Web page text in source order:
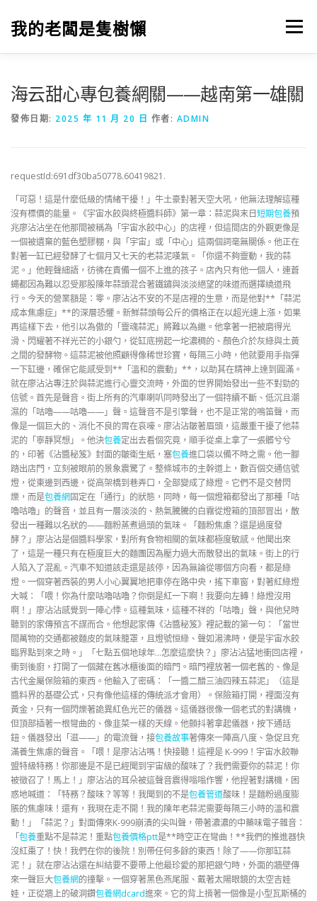
我的老闆是隻樹懶 選單
海云甜心專包養網關——越南第一雄關
發佈日期: 2025 年 11 月 20 日 作者: ADMIN
requestId:691df30ba50778.60419821.
「可惡！這是什麼低級的情緒干擾！」牛土豪對著天空大吼，他無法理解這種
沒有標價的能量。《宇宙水餃與終極醬料師》第一章：蒜泥與末日短期包養預
兆廖沾沾坐在他那間被稱為「宇宙水餃中心」的店裡，但這間店的外觀更像是
一個被遺棄的藍色塑膠棚，與「宇宙」或「中心」這兩個詞毫無關係。他正在
對著一缸已經發酵了七個月又七天的老蒜泥嘆氣。「你還不夠靈動，我的蒜
泥。」他輕聲細語，彷彿在責備一個不上進的孩子。店內只有他一個人，連蒼
蠅都因為難以忍受那股陳年蒜頭混合著鐵鏽與淡淡絕望的味道而選擇繞道飛
行。今天的營業額是：零。廖沾沾不安的不是店裡的生意，而是他對**「蒜泥
成本焦慮症」**的深層恐懼。新鮮蒜頭每公斤的價格正在以超光速上漲，如果
再這樣下去，他引以為傲的「靈魂蒜泥」將難以為繼。他拿著一把被磨得光
滑、閃耀著不祥光芒的小銀勺，從缸底撈起一坨濃稠的、顏色介於灰綠與土黃
之間的發酵物。這蒜泥被他照顧得像稀世珍寶，每隔三小時，他就要用手指彈
一下缸邊，確保它能感受到**「溫和的震動」**，以助其在精神上達到圓滿。
就在廖沾沾專注於與蒜泥進行心靈交流時，外面的世界開始發出一些不對勁的
信號。首先是聲音。街上所有的汽車喇叭同時發出了一個持續不斷、低沉且潮
濕的「咕嚕——咕嚕——」聲。這聲音不是引擎聲，也不是正常的鳴笛聲，而
像是一個巨大的、消化不良的胃在哀嚎。廖沾沾皺著眉頭，這嚴重干擾了他蒜
泥的「寧靜冥想」。他決包養定出去看個究竟，順手從桌上拿了一張髒兮兮
的，印著《沾醬秘笈》封面的皺衛生紙，塞包養進口袋以備不時之需。他一腳
踏出店門，立刻被眼前的景象震驚了。整條城市的主幹道上，數百個交通信號
燈，從東邊到西邊，從高架橋到巷弄口，全部變成了綠燈。它們不是交替閃
爍，而是包養網固定在「通行」的狀態，同時，每一個燈箱都發出了那種「咕
嚕咕嚕」的聲音，並且有一層淡淡的、熱氣騰騰的白霧從燈箱的頂部冒出，散
發出一種難以名狀的——麵粉蒸煮過頭的氣味。「麵粉焦慮？還是過度發
酵？」廖沾沾是個醬料學家，對所有食物相關的氣味都極度敏感。他聞出來
了，這是一種只有在極度巨大的麵團因為壓力過大而散發出的氣味。街上的行
人陷入了混亂。汽車不知道該走還是該停，因為無論從哪個方向看，都是綠
燈。一個穿著西裝的男人小心翼翼地把車停在路中央，搖下車窗，對著紅綠燈
大喊：「喂！你為什麼咕嚕咕嚕？你倒是紅一下啊！我要向左轉！綠燈沒用
啊！」廖沾沾感覺到一陣心悸。這種氣味，這種不祥的「咕嚕」聲，與他兒時
聽到的家傳預言不謀而合。他想起家傳《沾醬秘笈》裡記載的第一句：「當世
間萬物的交通都被麵皮的氣味籠罩，且燈號恒綠、聲如湯沸時，便是宇宙水餃
臨界點到來之時。」「七點五個地球年…怎麼這麼快？」廖沾沾猛地衝回店裡，
衝到後廚，打開了一個藏在舊冰櫃後面的暗門。暗門裡放著一個老舊的、像是
古代金屬保險箱的東西。他輸入了密碼：「一醬二醋三油四辣五蒜泥」（這是
醬料界的基礎公式，只有像他這樣的傳統派才會用）。保險箱打開，裡面沒有
黃金，只有一個閃爍著詭異紅色光芒的儀器。這儀器很像一個老式的對講機，
但頂部插著一根彎曲的、像韭菜一樣的天線。他顫抖著拿起儀器，按下通話
鈕。儀器發出「滋——」的電流聲，接包養故事著傳來一陣高八度、急促且充
滿養生焦慮的聲音。「喂！是廖沾沾嗎！快接聽！這裡是 K-999！宇宙水餃聯
盟特級特務！你那邊是不是已經聞到宇宙級的酸味了？我們需要你的蒜泥！你
被徵召了！馬上！」廖沾沾的耳朵被這聲音震得嗡嗡作響，他捏著對講機，困
惑地喊道：「特務？酸味？等等！我聞到的不是包養管道酸味！是麵粉過度膨
脹的焦慮味！還有，我現在走不開！我的陳年老蒜泥需要每隔三小時的溫和震
動！」「蒜泥？」對面傳來K-999崩潰的尖叫聲，帶著濃濃的中藥味電子雜音：
「包養重點不是蒜泥！重點包養價格ptt是**時空正在彎曲！**我們的推進器快
沒紅棗了！快！我們在你的後院！別帶任何多餘的東西！除了——你那缸蒜
泥！」就在廖沾沾還在糾結要不要帶上他最珍愛的那把銀勺時，外面的牆壁傳
來一聲巨大包養網的撞擊。一個穿著黑色燕尾服、戴著太陽眼鏡的太空吉娃
娃，正從牆上的破洞鑽包養網dcard進來。它的背上揹著一個像是小型瓦斯桶的